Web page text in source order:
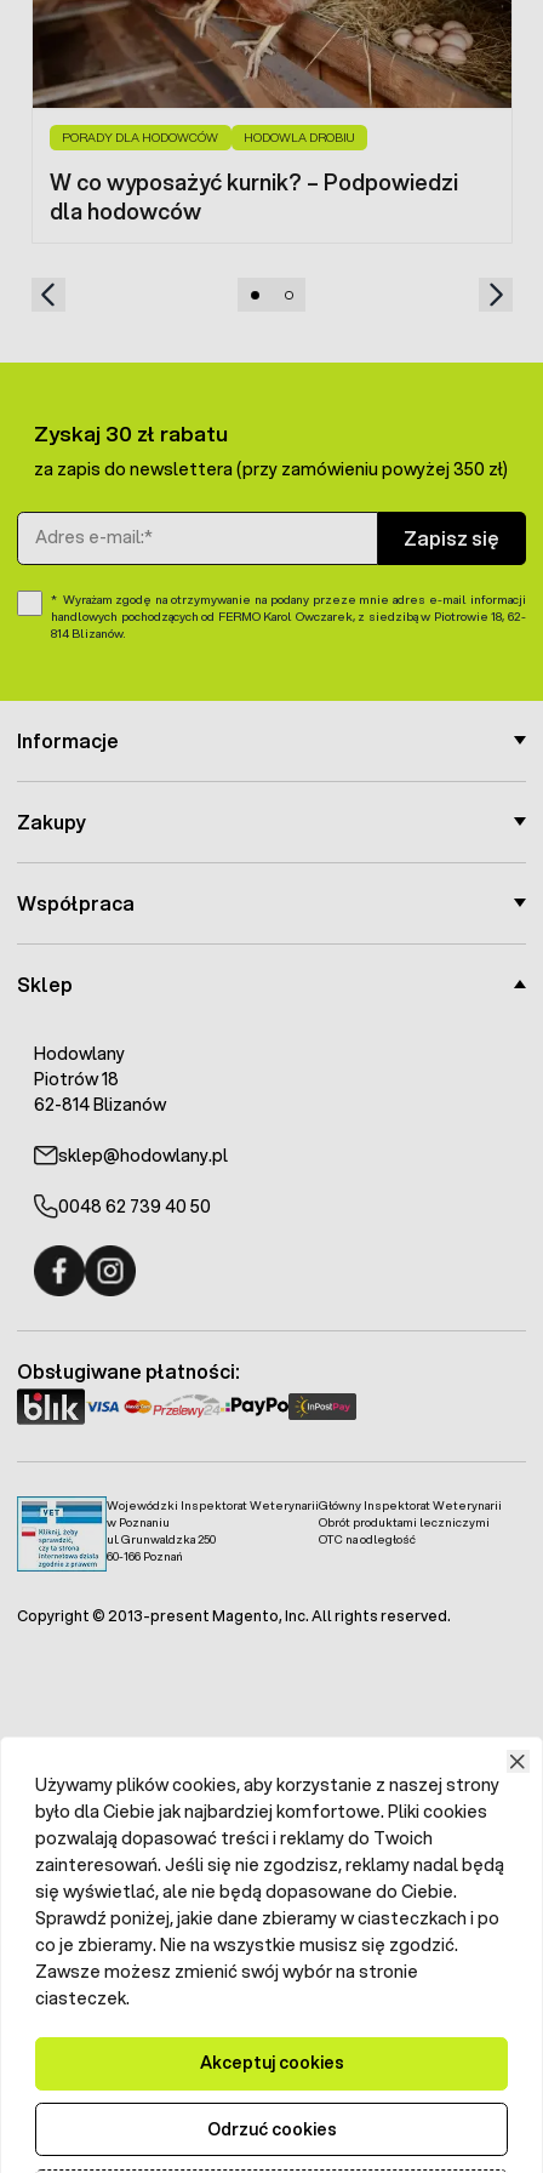
PORADY DLA HODOWCÓW HODOWLA DROBIU
W co wyposażyć kurnik? – Podpowiedzi
dla hodowców
Sklep
Hodowlany
Piotrów 18
62-814 Blizanów
sklep@hodowlany.pl
0048 62 739 40 50
Informacje
Zakupy
Współpraca
Zyskaj 30 zł rabatu
za zapis do newslettera (przy zamówieniu powyżej 350 zł)
Adres e-mail
Zapisz się
Wyrażam zgodę na otrzymywanie na podany przeze mnie adres e-mail informacji
handlowych pochodzących od FERMO Karol Owczarek, z siedzibą w Piotrowie 18, 62-
814 Blizanów.
Wojewódzki Inspektorat Weterynarii
w Poznaniu
ul. Grunwaldzka 250
60-166 Poznań
Główny Inspektorat Weterynarii
Obrót produktami leczniczymi
OTC na odległość
Obsługiwane płatności:
Copyright © 2013-present Magento, Inc. All rights reserved.
Używamy plików cookies, aby korzystanie z naszej strony
było dla Ciebie jak najbardziej komfortowe. Pliki cookies
pozwalają dopasować treści i reklamy do Twoich
zainteresowań. Jeśli się nie zgodzisz, reklamy nadal będą
się wyświetlać, ale nie będą dopasowane do Ciebie.
Sprawdź poniżej, jakie dane zbieramy w ciasteczkach i po
co je zbieramy. Nie na wszystkie musisz się zgodzić.
Zawsze możesz zmienić swój wybór na stronie
ciasteczek.
Akceptuj cookies
Odrzuć cookies